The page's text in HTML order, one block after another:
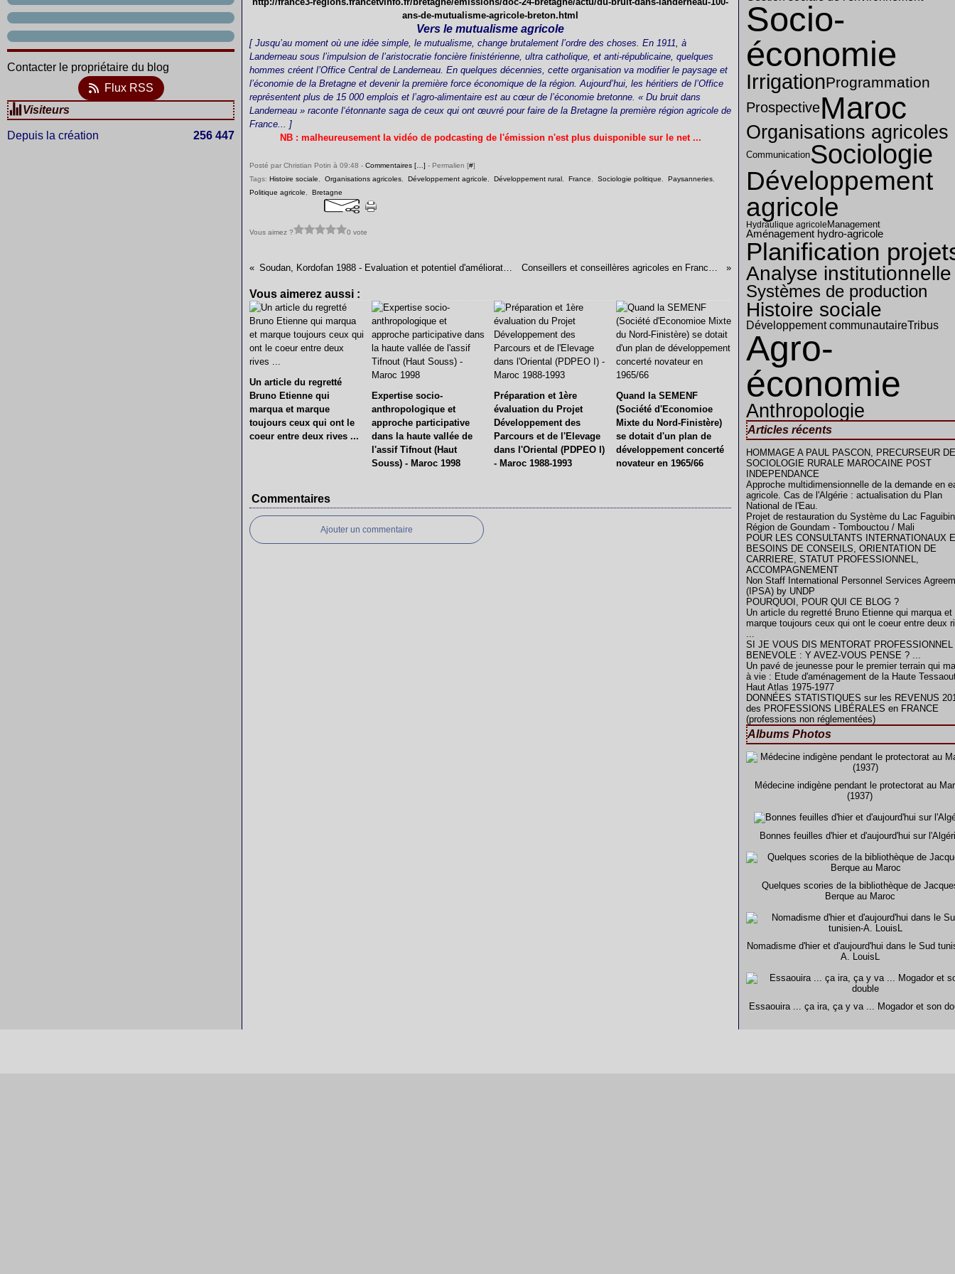
Contacter le propriétaire du blog
Flux RSS
Visiteurs
Depuis la création 256 447
ans-de-mutualisme-agricole-breton.html
Vers le mutualisme agricole
[ Jusqu’au moment où une idée simple, le mutualisme, change brutalement l’ordre des choses. En 1911, à
Landerneau sous l’impulsion de l’aristocratie foncière finistérienne, ultra catholique, et anti-républicaine, quelques
hommes créent l’Office Central de Landerneau. En quelques décennies, cette organisation va modifier le paysage et
l’économie de la Bretagne et devenir la première force économique de la région. Aujourd’hui, les héritiers de l’Office
représentent plus de 15 000 emplois et l’agro-alimentaire est au cœur de l’économie bretonne. « Du bruit dans
Landerneau » raconte l‘étonnante saga de ceux qui ont œuvré pour faire de la Bretagne la première région agricole de
France... ]
NB : malheureusement la vidéo de podcasting de l'émission n'est plus duisponible sur le net ...
Posté par Christian Potin à 09:48 - Commentaires [ ] - Permalien [#]
Tags: Histoire sociale Organisations agricoles Développement agricole Développement rural France Sociologie politique Paysanneries
Politique agricole
Bretagne
Vous aimez ? 0 vote
Soudan, Kordofan 1988 - Evaluation et potentiel d'amélioration des systèmes de production en agriculture pluviale Conseillers et conseillères agricoles en France (1945-1983) - Sylvain Brunier (Thèse 2012)
Vous aimerez aussi :
Un article du regretté
Bruno Etienne qui
marqua et marque
toujours ceux qui ont le
coeur entre deux rives ...
Expertise socio-
anthropologique et
approche participative
dans la haute vallée de
l'assif Tifnout (Haut
Souss) - Maroc 1998
Préparation et 1ère
évaluation du Projet
Développement des
Parcours et de l'Elevage
dans l'Oriental (PDPEO I)
- Maroc 1988-1993
Quand la SEMENF
(Société d'Economioe
Mixte du Nord-Finistère)
se dotait d'un plan de
développement concerté
novateur en 1965/66
Commentaires
Ajouter un commentaire
Socio-
économie
IrrigationProgrammation
ProspectiveMaroc
Organisations agricoles
CommunicationSociologie
Développement
agricole
Hydraulique agricole Management
Aménagement hydro-agricole
Planification
Analyse institutionnelle
Systèmes de production
Histoire sociale
Développement communautaireTribus
Agro-
économie
Anthropologie
Articles récents
HOMMAGE A PAUL PASCON, PRECURSEUR
SOCIOLOGIE RURALE MAROCAINE POST
INDEPENDANCE
Approche multidimensionnelle de la demande en
agricole. Cas de l'Algérie : actualisation du Plan
National de l'Eau.
Projet de restauration du Système du Lac
Région de Goundam - Tombouctou / Mali
POUR LES CONSULTANTS INTERNATIONAUX
BESOINS DE CONSEILS, ORIENTATION DE
CARRIERE, STATUT PROFESSIONNEL,
ACCOMPAGNEMENT
Non Staff International Personnel Services
(IPSA) by UNDP
POURQUOI, POUR QUI CE BLOG ?
Un article du regretté Bruno Etienne qui marqua et
marque toujours ceux qui ont le coeur entre deux
...
SI JE VOUS DIS MENTORAT PROFESSIONNEL
BENEVOLE : Y AVEZ-VOUS PENSE ? ...
Un pavé de jeunesse pour le premier terrain qui
à vie : Etude d'aménagement de la Haute
Haut Atlas 1975-1977
DONNÉES STATISTIQUES sur les REVENUS
des PROFESSIONS LIBÉRALES en FRANCE
(professions non réglementées)
Albums Photos
Médecine indigène pendant le protectorat au
(1937)
Bonnes feuilles d'hier et d'aujourd'hui sur
Quelques scories de la bibliothèque de
Berque au Maroc
Nomadisme d'hier et d'aujourd'hui dans le Sud
A. LouisL
Essaouira ... ça ira, ça y va ... Mogador et son